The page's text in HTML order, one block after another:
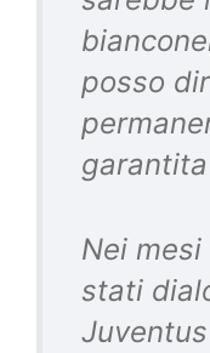
posso
garantita
Nei
stati